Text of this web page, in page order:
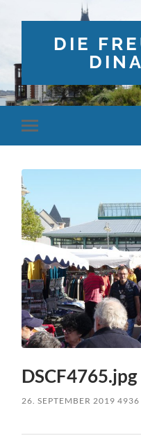
DIE
Mobile-
Menü
DSCF4765.jpg
26. SEPTEMBER 2019